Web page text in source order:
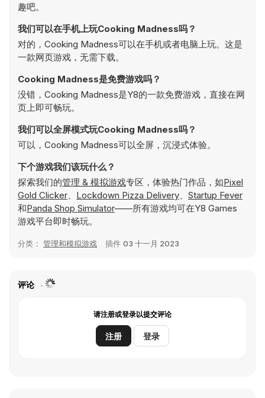
趣吧。
我们可以在手机上玩Cooking Madness吗？
对的，Cooking Madness可以在手机或者电脑上玩。这是
一款网页游戏，无需下载。
Cooking Madness是免费游戏吗？
没错，Cooking Madness是Y8的一款免费游戏，直接在网
页上即可畅玩。
我们可以全屏模式玩Cooking Madness吗？
可以，Cooking Madness可以全屏，沉浸式体验。
下个游戏我们该玩什么？
探索我们的管理 & 模拟游戏专区，体验热门作品，如Pixel
Gold Clicker、 Lockdown Pizza Delivery、 Startup Fever
和Panda Shop Simulator——所有游戏均可在Y8 Games
游戏平台即时畅玩。
分类： 管理和模拟游戏 插件 03 十一月 2023
评论
请注册或登录以提交评论
注册 登录